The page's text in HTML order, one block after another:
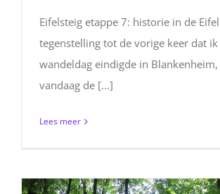
Eifelsteig etappe 7: historie in de
tegenstelling tot de vorige keer dat
wandeldag eindigde in Blankenheim,
vandaag de [...]
Lees meer